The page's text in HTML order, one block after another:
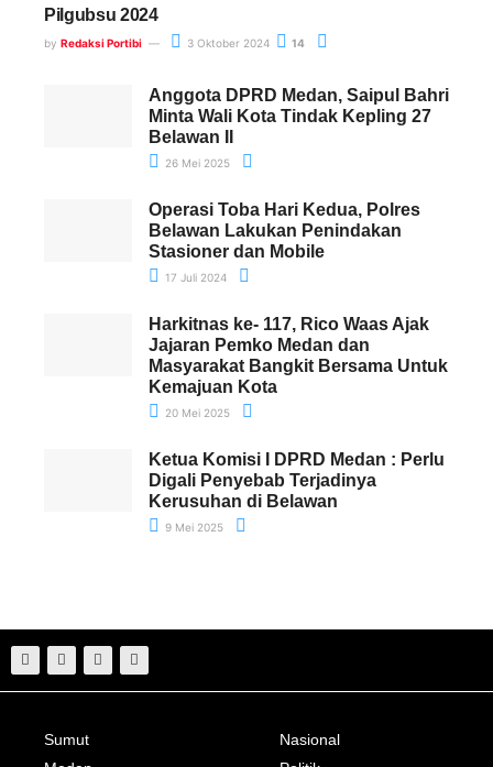
Pilgubsu 2024
by Redaksi Portibi 3 Oktober 2024 14
Anggota DPRD Medan, Saipul Bahri
Minta Wali Kota Tindak Kepling 27
Belawan II
26 Mei 2025
Operasi Toba Hari Kedua, Polres
Belawan Lakukan Penindakan
Stasioner dan Mobile
17 Juli 2024
Harkitnas ke- 117, Rico Waas Ajak
Jajaran Pemko Medan dan
Masyarakat Bangkit Bersama Untuk
Kemajuan Kota
20 Mei 2025
Ketua Komisi I DPRD Medan : Perlu
Digali Penyebab Terjadinya
Kerusuhan di Belawan
9 Mei 2025
Sumut
Nasional